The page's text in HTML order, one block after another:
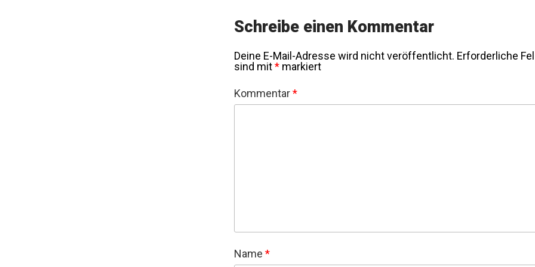
Schreibe einen Kommentar
Deine E-Mail-Adresse wird nicht veröffentlicht. Erforderliche
sind mit* markiert
Kommentar*
Name *